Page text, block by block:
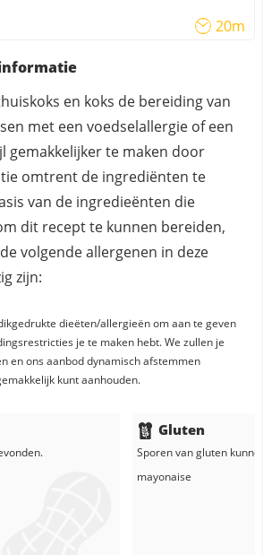
20m
en koks de bereiding van
met een voedselallergie of een
gemakkelijker te maken door
omtrent de ingrediënten te
van de ingredieënten die
dit recept te kunnen bereiden,
de volgende allergenen in deze
zijn:
dieëten/allergieën om aan te geven
je te maken hebt. We zullen je
en ons aanbod dynamisch afstemmen
kunt aanhouden.
Gluten
Sporen van gluten
mayonaise